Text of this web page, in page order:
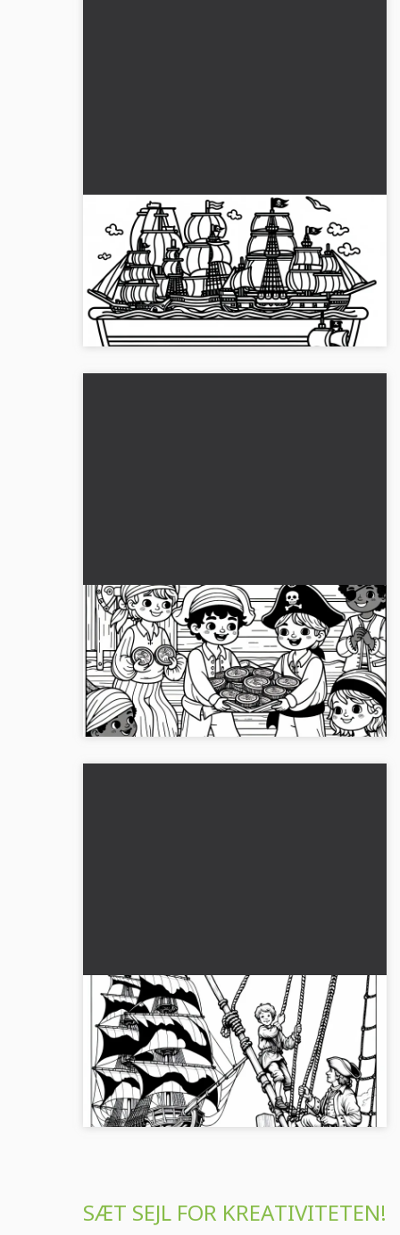
Legetøj Sejlskibe Malebilled for
Pirater - Gratis tilbud
Opdag den spændende verden af pirater med
dette malebillede. Download det gratis billede
nu!...
Piraterbande af børn deler
guldmønter ud – Malerv Vorlage
pirater gratis
Få malebilledet af en piratbande, der uddeler
guldmønter. Gratis download og mulighed for at
farvelægge online....
Dreng øver klatring på rebene på
sejlskibet - Malebillede til pirater
gratis
Oplev det spændende farvelægning af en dreng
på et sejlskib. Download det gratis og bring det til
live!...
SÆT SEJL FOR KREATIVITETEN!